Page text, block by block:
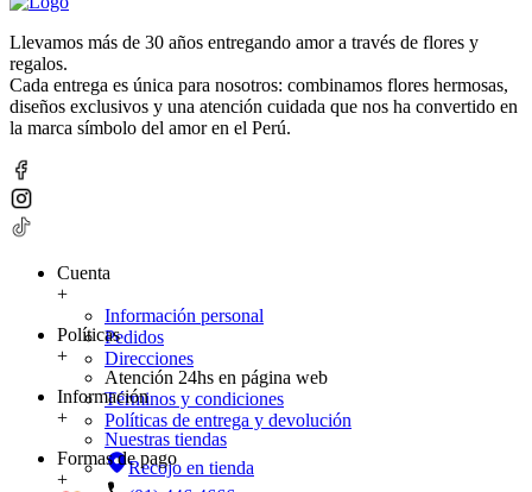
Llevamos más de 30 años entregando amor a través de flores y
regalos.
Cada entrega es única para nosotros: combinamos flores hermosas,
diseños exclusivos y una atención cuidada que nos ha convertido en
la marca símbolo del amor en el Perú.
Cuenta
+
Información personal
Pedidos
Direcciones
Políticas
+
Atención 24hs en página web
Términos y condiciones
Políticas de entrega y devolución
Información
+
Nuestras tiendas
Recojo en tienda
Formas de pago
+